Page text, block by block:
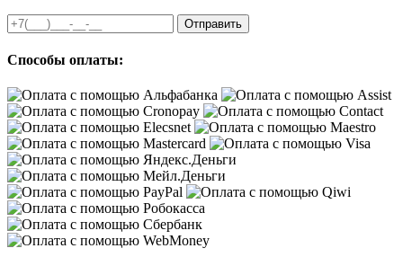
Отправить
Способы оплаты: